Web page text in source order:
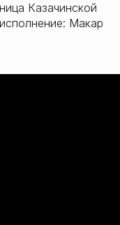
Казачинской
Макар